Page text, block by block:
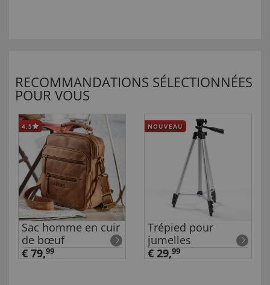
RECOMMANDATIONS SÉLECTIONNÉES
POUR VOUS
4,5
Sac homme en cuir
de bœuf
€ 79,99
NOUVEAU
Trépied pour
jumelles
€ 29,99